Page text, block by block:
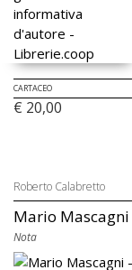
CARTACEO
€ 20,00
Roberto Calabretto
Mario Mascagni
Nota